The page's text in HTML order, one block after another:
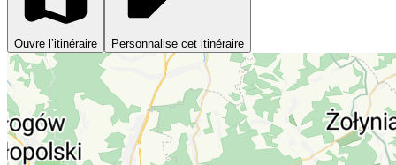
Ouvre l’itinéraire Personnalise cet itinéraire